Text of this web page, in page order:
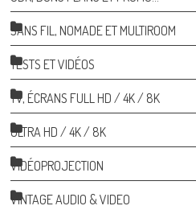
SANS FIL, NOMADE ET MULTIROOM
TESTS ET VIDÉOS
TV, ÉCRANS FULL HD / 4K / 8K
ULTRA HD / 4K / 8K
VIDÉOPROJECTION
VINTAGE AUDIO & VIDEO